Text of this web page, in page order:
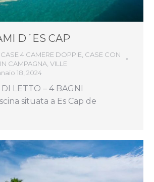
D´ES CAP
CASE 4 CAMERE DOPPIE CASE CON
CAMPAGNA VILLE
18, 2024
LETTO – 4 BAGNI
situata a Es Cap de